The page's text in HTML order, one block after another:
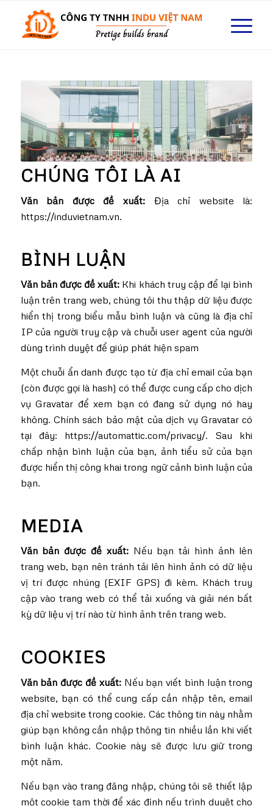
CHÚNG TÔI LÀ AI
Văn bản được đề xuất: Địa chỉ website là:
https://induvietnam.vn.
BÌNH LUẬN
Văn bản được đề xuất: Khi khách truy cập để lại bình
luận trên trang web, chúng tôi thu thập dữ liệu được
hiển thị trong biểu mẫu bình luận và cũng là địa chỉ
IP của người truy cập và chuỗi user agent của người
dùng trình duyệt để giúp phát hiện spam
Một chuỗi ẩn danh được tạo từ địa chỉ email của bạn
(còn được gọi là hash) có thể được cung cấp cho dịch
vụ Gravatar để xem bạn có đang sử dụng nó hay
không. Chính sách bảo mật của dịch vụ Gravatar có
tại đây: https://automattic.com/privacy/. Sau khi
chấp nhận bình luận của bạn, ảnh tiểu sử của bạn
được hiển thị công khai trong ngữ cảnh bình luận của
bạn.
MEDIA
Văn bản được đề xuất: Nếu bạn tải hình ảnh lên
trang web, bạn nên tránh tải lên hình ảnh có dữ liệu
vị trí được nhúng (EXIF GPS) đi kèm. Khách truy
cập vào trang web có thể tải xuống và giải nén bất
kỳ dữ liệu vị trí nào từ hình ảnh trên trang web.
COOKIES
Văn bản được đề xuất: Nếu bạn viết bình luận trong
website, bạn có thể cung cấp cần nhập tên, email
địa chỉ website trong cookie. Các thông tin này nhằm
giúp bạn không cần nhập thông tin nhiều lần khi viết
bình luận khác. Cookie này sẽ được lưu giữ trong
một năm.
Nếu bạn vào trang đăng nhập, chúng tôi sẽ thiết lập
một cookie tạm thời để xác định nếu trình duyệt cho